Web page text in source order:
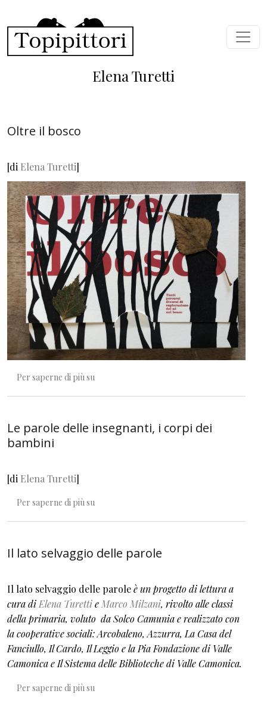
Elena Turetti
Oltre il bosco
[di Elena Turetti]
Per saperne di più su
Le parole delle insegnanti, i corpi dei
bambini
[di Elena Turetti]
Per saperne di più su
Il lato selvaggio delle parole
Il lato selvaggio delle paroleè un progetto di lettura a
cura di Elena Turettie Marco Milzani, rivolto alle classi
della primaria, voluto da Solco Camunia e realizzato con
la cooperative sociali: Arcobaleno, Azzurra, La Casa del
Fanciullo, Il Cardo, Il Leggio e la Pia Fondazione di Valle
Camonica e Il Sistema delle Biblioteche di Valle Camonica.
Per saperne di più su